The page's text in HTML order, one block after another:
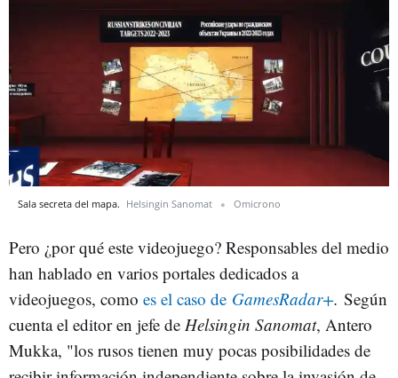
Sala secreta del mapa. Helsingin Sanomat Omicrono
Pero ¿por qué este videojuego? Responsables del medio
han hablado en varios portales dedicados a
videojuegos, como es el caso de GamesRadar+. Según
cuenta el editor en jefe de Helsingin Sanomat, Antero
Mukka, "los rusos tienen muy pocas posibilidades de